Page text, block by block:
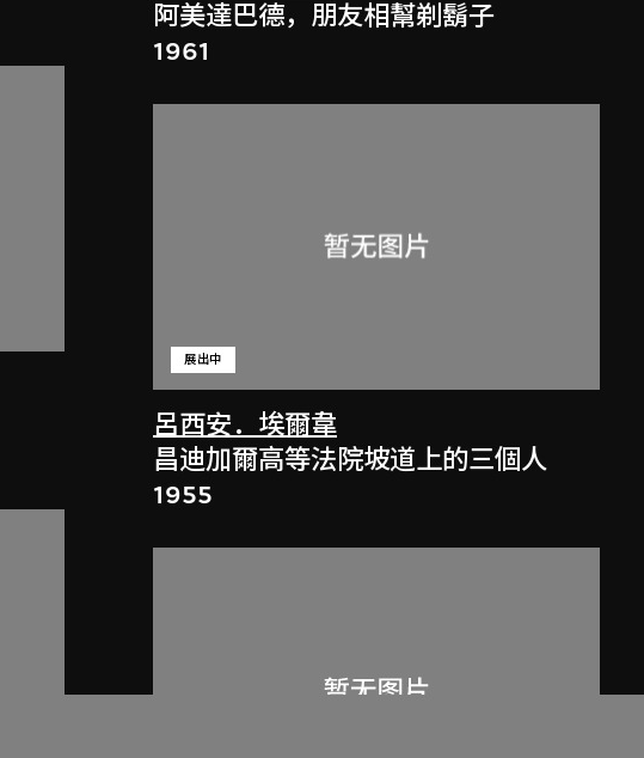
阿美達巴德，朋友相幫剃鬍子
1961
呂西安．埃爾韋
展出中
昌迪加爾高等法院坡道上的三個人
1955